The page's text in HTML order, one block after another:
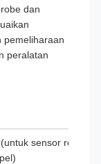
dan
pemeliharaan
peralatan
sensor